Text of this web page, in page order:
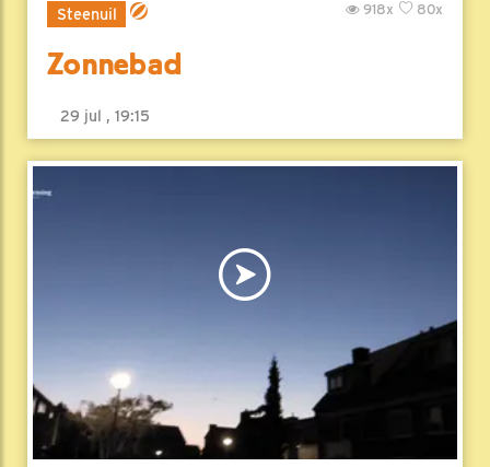
Steenuil 80x
918x
Zonnebad
29 jul , 19:15